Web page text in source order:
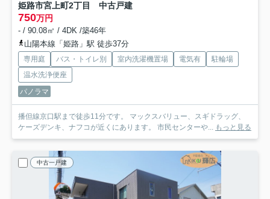
姫路市宮上町2丁目 中古戸建
750万円
- / 90.08㎡ / 4DK /築46年
山陽本線「姫路」駅 徒歩37分
専用庭 バス・トイレ別 室内洗濯機置場 電気有
駐輪場
温水洗浄便座
パノラマ
播但線京口駅まで徒歩11分です。 マックスバリュー、スギドラッグ、
ケーズデンキ、ナフコが近くにあります。 市民センターや... もっと見る
中古一戸建